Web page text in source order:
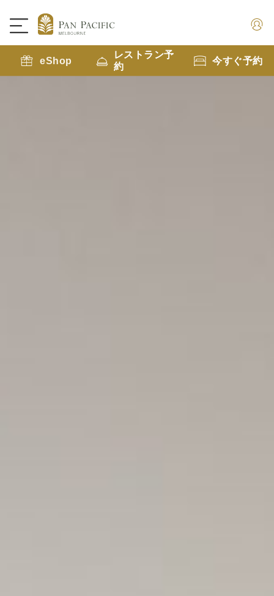
eShop
レストラン予
約
今すぐ予約